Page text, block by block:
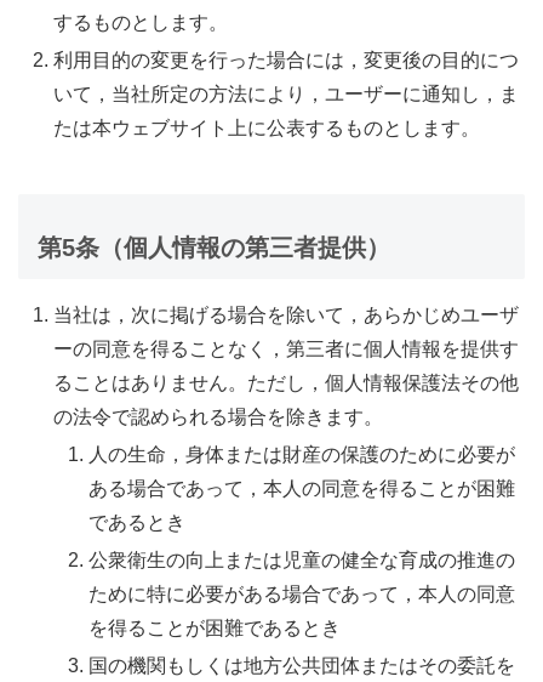
するものとします。
利用目的の変更を行った場合には，変更後の目的につ
いて，当社所定の方法により，ユーザーに通知し，ま
たは本ウェブサイト上に公表するものとします。
第5条（個人情報の第三者提供）
当社は，次に掲げる場合を除いて，あらかじめユーザ
ーの同意を得ることなく，第三者に個人情報を提供す
ることはありません。ただし，個人情報保護法その他
の法令で認められる場合を除きます。
人の生命，身体または財産の保護のために必要が
ある場合であって，本人の同意を得ることが困難
であるとき
公衆衛生の向上または児童の健全な育成の推進の
ために特に必要がある場合であって，本人の同意
を得ることが困難であるとき
国の機関もしくは地方公共団体またはその委託を